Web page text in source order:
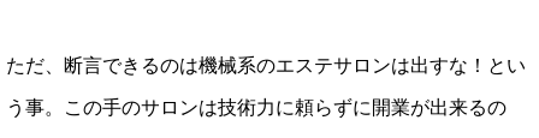
ただ、断言できるのは機械系のエステサロンは出すな！とい
う事。この手のサロンは技術力に頼らずに開業が出来るの